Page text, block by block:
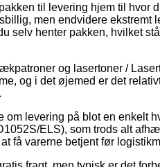
til levering hjem til hvor
men endvidere
selv henter pakken, hvilket
og lasertoner /
og i det øjemed er det
om levering på blot en enkelt
ELS), som trods alt
få varerne betjent før